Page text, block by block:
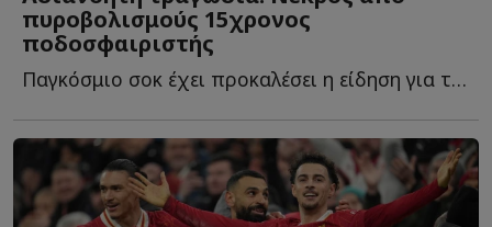
πυροβολισμούς 15χρονος
ποδοσφαιριστής
Παγκόσμιο σοκ έχει προκαλέσει η είδηση για την δολοφονία ε...